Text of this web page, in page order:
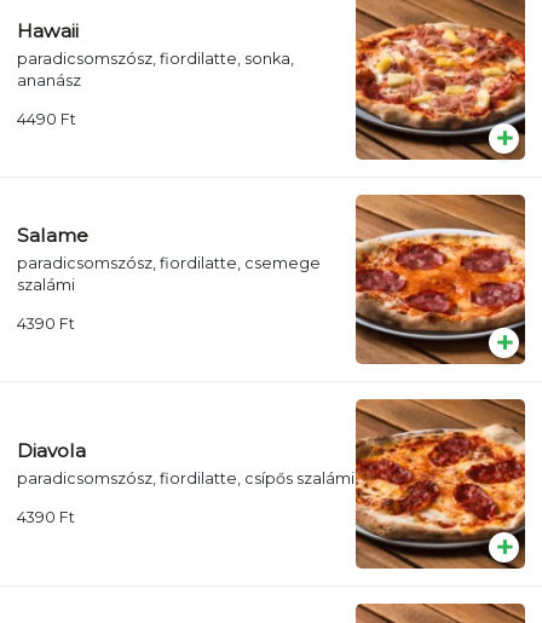
Hawaii
paradicsomszósz, fiordilatte, sonka,
ananász
4490 Ft
Salame
paradicsomszósz, fiordilatte, csemege
szalámi
4390 Ft
Diavola
paradicsomszósz, fiordilatte, csípős szalámi
4390 Ft